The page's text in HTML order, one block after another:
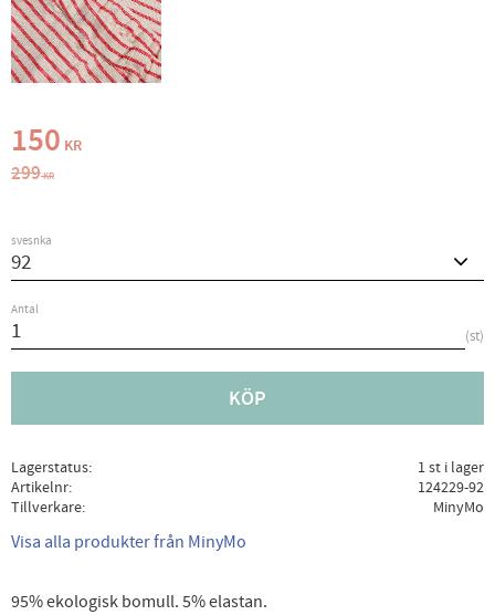
Nedsatt pris:
150 KR
Ordinarie pris:
299KR
svesnka
Antal
st
KÖP
Lagerstatus
1 st i lager
Artikelnr
124229-92
Tillverkare
MinyMo
Visa alla produkter från MinyMo
95% ekologisk bomull. 5% elastan.